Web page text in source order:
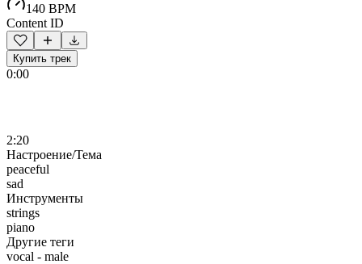
140 BPM
Content ID
Купить трек
0:00
2:20
Настроение/Тема
peaceful
sad
Инструменты
strings
piano
Другие теги
vocal - male